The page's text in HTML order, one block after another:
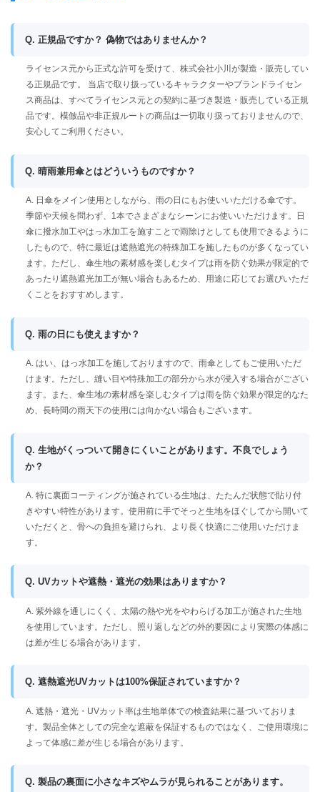
Q. 正規品ですか？ 偽物ではありませんか？
ライセンス元から正式な許可を受けて、株式会社小川が製造・販売してい
る正規品です。 当店で取り扱っているキャラクターやブランドライセン
ス商品は、すべてライセンス元との契約に基づき製造・販売している正規
品です。模倣品や非正規ルートの商品は一切取り扱っておりませんので、
安心してご利用ください。
Q. 晴雨兼用傘とはどういうものですか？
A. 日傘をメイン使用としながら、雨の日にもお使いいただける傘です。
季節や天候を問わず、1本でさまざまなシーンにお使いいただけます。日
傘に撥水加工やはっ水加工を施すことで雨除けとしても使用できるように
したもので、特に最近は遮熱遮光の特殊加工を施したものが多くなってい
ます。ただし、傘生地の素材感を楽しむタイプは雨を防ぐ効果が限定的で
あったり遮熱遮光加工が無い場合もあるため、用途に応じてお選びいただ
くことをおすすめします。
Q. 雨の日にも使えますか？
A. はい、はっ水加工を施しておりますので、雨傘としてもご使用いただ
けます。ただし、縫い目や特殊加工の部分から水が浸入する場合がござい
ます。また、傘生地の素材感を楽しむタイプは雨を防ぐ効果が限定的なた
め、長時間の雨天下の使用には向かない場合もございます。
Q. 生地がくっついて開きにくいことがあります。不良でしょう
か？
A. 特に裏面コーティングが施されている生地は、たたんだ状態で貼り付
きやすい特性があります。使用前に手でそっと生地をほぐしてから開いて
いただくと、骨への負担を避けられ、より長く快適にご使用いただけま
す。
Q. UVカットや遮熱・遮光の効果はありますか？
A. 紫外線を通しにくく、太陽の熱や光をやわらげる加工が施された生地
を使用しています。ただし、照り返しなどの外的要因により実際の体感に
は差が生じる場合があります。
Q. 遮熱遮光UVカットは100%保証されていますか？
A. 遮熱・遮光・UVカット率は生地単体での検査結果に基づいておりま
す。製品全体としての完全な遮蔽を保証するものではなく、ご使用環境に
よって体感に差が生じる場合があります。
Q. 製品の裏面に小さなキズやムラが見られることがあります。